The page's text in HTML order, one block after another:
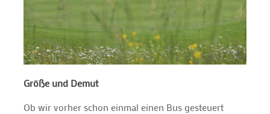
Größe und Demut
Ob wir vorher schon einmal einen Bus gesteuert